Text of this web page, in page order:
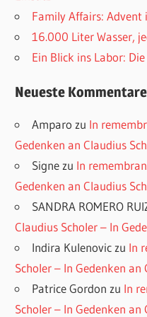
Family Affairs: Advent
16.000 Liter Wasser,
Ein Blick ins Labor:
Neueste Kommentare
Amparo zu In
Gedenken an Claudius
Signe zu In
Gedenken an Claudius
SANDRA ROMERO
Claudius Scholer – In
Indira Kulenovic zu In
Scholer – In Gedenken an
Patrice Gordon zu In
Scholer – In Gedenken an